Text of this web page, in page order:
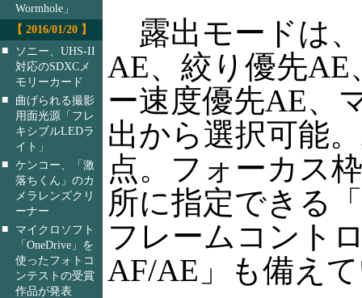
Wormhole」
【 2016/01/20 】
■
ソニー、UHS-II
対応のSDXCメ
モリーカード
■
曲げられる撮影
用面光源「フレ
キシブルLEDラ
イト」
■ ケンコー、「激
落ちくん」のカ
メラレンズクリ
ーナー
■
マイクロソフト
「OneDrive」を
使ったフォトコ
ンテストの受賞
作品が発表
露出モードは
AE、絞り優先AE
ー速度優先AE、
出から選択可能
点。フォーカス
所に指定できる
フレームコント
AF/AE」も備え